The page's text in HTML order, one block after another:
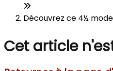
Découvrez ce 4½
Cet article